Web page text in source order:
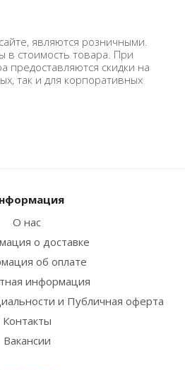
являются розничными.
в стоимость товара. При
предоставляются скидки на
так и для корпоративных
О нас
о доставке
об оплате
информация
и Публичная оферта
Контакты
Вакансии